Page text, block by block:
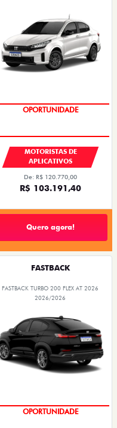
OPORTUNIDADE
MOTORISTAS DE
APLICATIVOS
De: R$ 120.770,00
R$ 103.191,40
Quero agora!
FASTBACK
FASTBACK TURBO 200 FLEX AT 2026
2026/2026
OPORTUNIDADE